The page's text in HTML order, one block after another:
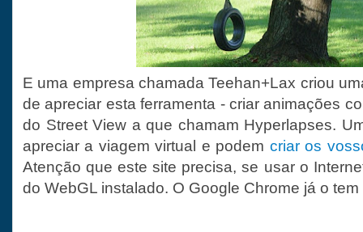
E uma empresa chamada Teehan+Lax criou
de apreciar esta ferramenta - criar animações
do Street View a que chamam Hyperlapses.
apreciar a viagem virtual e podem criar os
Atenção que este site precisa, se usar o
do WebGL instalado. O Google Chrome já o